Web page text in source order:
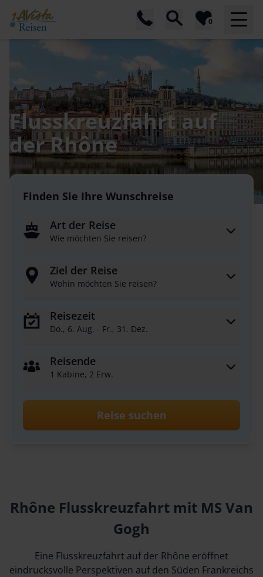
0
Flusskreuzfahrt auf
der Rhône
Finden Sie Ihre Wunschreise
Art der Reise
Wie möchten Sie reisen?
Ziel der Reise
Wohin möchten Sie reisen?
Reisezeit
Do., 6. Aug. - Fr., 31. Dez.
Reisende
1 Kabine, 2 Erw.
Reise suchen
Rhône Flusskreuzfahrt mit MS Van
Gogh
Eine Flusskreuzfahrt auf der Rhône eröffnet
eindrucksvolle Perspektiven auf den Süden Frankreichs